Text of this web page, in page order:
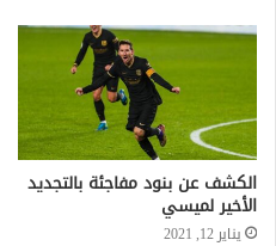
الكشف عن بنود مفاجئة بالتجديد
الأخير لميسي
يناير 12, 2021